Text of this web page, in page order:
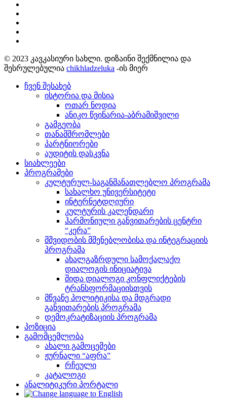
© 2023 კავკასიური სახლი. დიზაინი შექმნილია და
შესრულებულია chikhladzeluka -ის მიერ
ჩვენ შესახებ
ისტორია და მისია
ოთარ ნოდია
ანიკო წვინარია-აბრამიშვილი
გამგეობა
თანამშრომლები
პარტნიორები
აუდიტის დასკვნა
სიახლეები
პროგრამები
კულტურულ-საგანმანათლებლო პროგრამა
სახალხო უნივერსიტეტი
ინტერნეტდღიური
კულტურის კალენდარი
ჰარმონიული განვითარების ცენტრი
“კერა”
მშვიდობის მშენებლობისა და ინტეგრაციის
პროგრამა
ახალგაზრდული სამოქალაქო
დიალოგის ინიციატივა
შიდა დიალოგი კონფლიქტების
ტრანსფორმაციისთვის
მწვანე პოლიტიკისა და მდგრადი
განვითარების პროგრამა
დემოკრატიზაციის პროგრამა
პოზიცია
გამომცემლობა
ახალი გამოცემები
ჟურნალი “აფრა”
რჩეული
კატალოგი
ანალიტიკური პორტალი